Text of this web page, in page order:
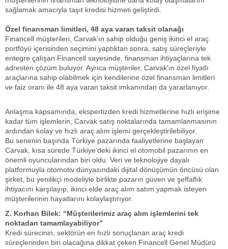
sağlamak amacıyla taşıt kredisi hizmeti geliştirdi.
Özel finansman limitleri, 48 aya varan taksit olanağı
Financell müşterileri, Carvak’ın sahip olduğu geniş ikinci el araç
portföyü içerisinden seçimini yaptıktan sonra, satış süreçleriyle
entegre çalışan Financell sayesinde, finansman ihtiyaçlarına tek
adresten çözüm buluyor. Ayrıca müşteriler, Carvak’ın özel fiyatlı
araçlarına sahip olabilmek için kendilerine özel finansman limitleri
ve faiz oranı ile 48 aya varan taksit imkanından da yararlanıyor.
Anlaşma kapsamında, ekspertizden kredi hizmetlerine hızlı erişime
kadar tüm işlemlerin, Carvak satış noktalarında tamamlanmasının
ardından kolay ve hızlı araç alım işlemi gerçekleştirilebiliyor.
Bu senenin başında Türkiye pazarında faaliyetlerine başlayan
Carvak, kısa sürede Türkiye’deki ikinci el otomobil pazarının en
önemli oyuncularından biri oldu. Veri ve teknolojiye dayalı
platformuyla otomotiv dünyasındaki dijital dönüşümün öncüsü olan
şirket, bu yenilikçi modeliyle birlikte pazarın güven ve şeffaflık
ihtiyacını karşılayıp, ikinci elde araç alım satım yapmak isteyen
müşterilerinin hayatlarını kolaylaştırıyor.
Z. Korhan Bilek: “Müşterilerimiz araç alım işlemlerini tek
noktadan tamamlayabiliyor”
Kredi sürecinin, sektörün en hızlı sonuçlanan araç kredi
süreçlerinden biri olacağına dikkat çeken Financell Genel Müdürü